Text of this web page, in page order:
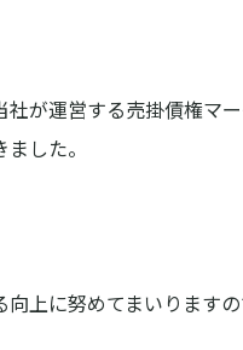
が運営する売掛債権マ
した。
上に努めてまいります